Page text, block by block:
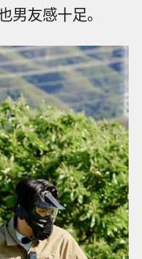
男友感十足。